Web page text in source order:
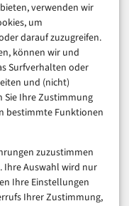
verwenden wir
um
darauf zuzugreifen.
können wir und
Surfverhalten oder
und (nicht)
Sie Ihre Zustimmung
bestimmte Funktionen
zuzustimmen
Ihre Auswahl wird nur
Ihre Einstellungen
Ihrer Zustimmung,